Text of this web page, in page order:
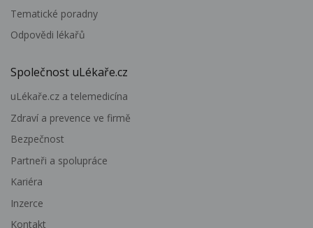
Tematické poradny
Odpovědi lékařů
Společnost uLékaře.cz
uLékaře.cz a telemedicína
Zdraví a prevence ve firmě
Bezpečnost
Partneři a spolupráce
Kariéra
Inzerce
Kontakt